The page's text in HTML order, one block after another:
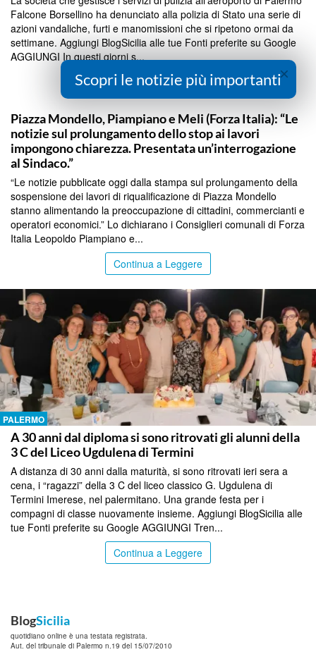
Falcone Borsellino ha denunciato alla polizia di Stato una serie di
azioni vandaliche, furti e manomissioni che si ripetono ormai da
settimane. Aggiungi BlogSicilia alle tue Fonti preferite su Google
AGGIUNGI In questi giorni s...
Continua a Leggere
Piazza Mondello, Piampiano e Meli (Forza Italia): “Le
notizie sul prolungamento dello stop ai lavori
impongono chiarezza. Presentata un’interrogazione
al Sindaco.”
“Le notizie pubblicate oggi dalla stampa sul prolungamento della
sospensione dei lavori di riqualificazione di Piazza Mondello
stanno alimentando la preoccupazione di cittadini, commercianti e
operatori economici.” Lo dichiarano i Consiglieri comunali di Forza
Italia Leopoldo Piampiano e...
Continua a Leggere
PALERMO
A 30 anni dal diploma si sono ritrovati gli alunni della
3 C del Liceo Ugdulena di Termini
A distanza di 30 anni dalla maturità, si sono ritrovati ieri sera a
cena, i “ragazzi” della 3 C del liceo classico G. Ugdulena di
Termini Imerese, nel palermitano. Una grande festa per i
compagni di classe nuovamente insieme. Aggiungi BlogSicilia alle
tue Fonti preferite su Google AGGIUNGI Tren...
Continua a Leggere
BlogSicilia
quotidiano online è una testata registrata.
Aut. del tribunale di Palermo n.19 del 15/07/2010
×
Scopri le notizie più importanti